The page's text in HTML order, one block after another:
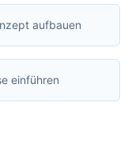
aufbauen
einführen